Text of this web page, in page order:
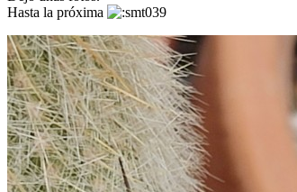
Hasta la próxima